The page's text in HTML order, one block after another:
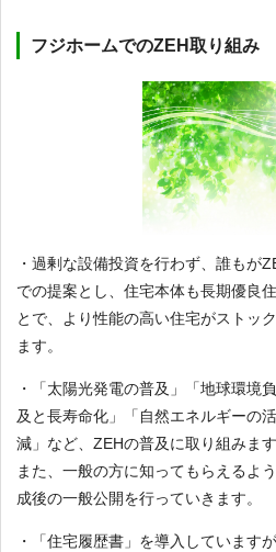
フジホームでのZEH取り組み
・過剰な設備投資を行わず、誰もが
での提案とし、住宅本体も長期優良
とで、より性能の高い住宅がストッ
ます。
・「太陽光発電の普及」「地球環境
及と長寿命化」「自然エネルギーの
減」など、ZEHの普及に取り組みます
また、一般の方に知ってもらえるよ
成後の一般公開を行っていきます。
・「住宅履歴書」を導入しています